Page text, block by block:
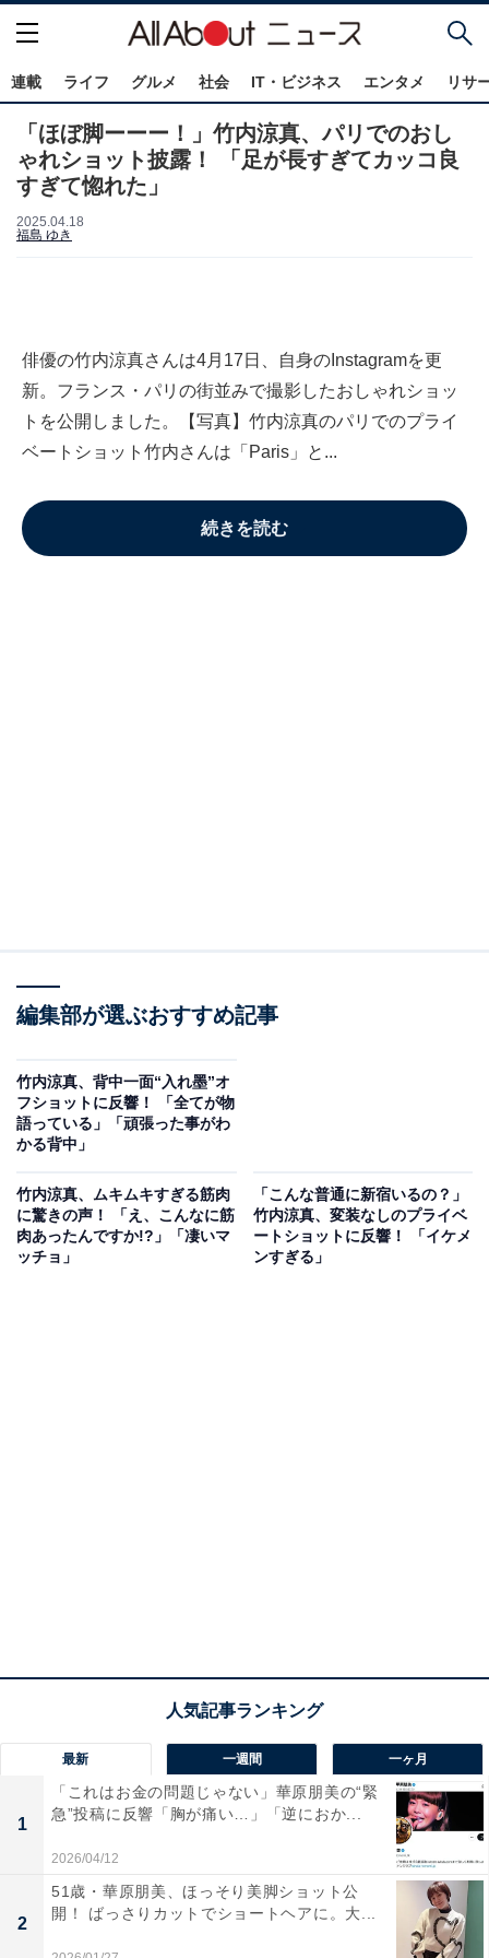
連載 ライフ グルメ 社会 IT・ビジネス エンタメ リサ
「ほぼ脚ーーー！」竹内涼真、パリでのおし
ゃれショット披露！ 「足が長すぎてカッコ良
すぎて惚れた」
2025.04.18
福島 ゆき
俳優の竹内涼真さんは4月17日、自身のInstagramを更
新。フランス・パリの街並みで撮影したおしゃれショッ
トを公開しました。【写真】竹内涼真のパリでのプライ
ベートショット竹内さんは「Paris」と...
続きを読む
編集部が選ぶおすすめ記事
竹内涼真、背中一面“入れ墨”オ
フショットに反響！ 「全てが物
語っている」「頑張った事がわ
かる背中」
竹内涼真、ムキムキすぎる筋肉
に驚きの声！ 「え、こんなに筋
肉あったんですか!?」「凄いマ
ッチョ」
「こんな普通に新宿いるの？」
竹内涼真、変装なしのプライベ
ートショットに反響！ 「イケメ
ンすぎる」
最新 一週間 一ヶ月
1
「これはお金の問題じゃない」華原朋美の“緊
急”投稿に反響「胸が痛い…」「逆におか...
2026/04/12
2
51歳・華原朋美、ほっそり美脚ショット公
開！ ばっさりカットでショートヘアに。大...